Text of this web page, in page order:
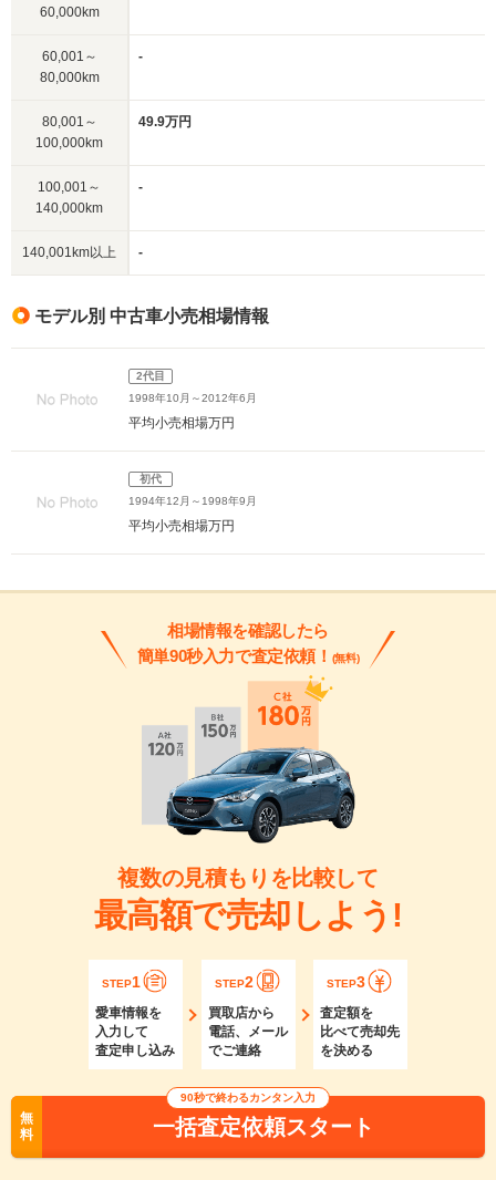
60,000km
60,001～
80,000km
-
80,001～
100,000km
49.9万円
100,001～
140,000km
-
140,001km以上 -
モデル別 中古車小売相場情報
2代目
1998年10月～2012年6月
平均小売相場万円
初代
1994年12月～1998年9月
平均小売相場万円
相場情報を確認したら
簡単90秒入力で査定依頼！ (無料)
複数の見積もりを比較して
最高額で売却しよう!
STEP1
愛車情報を
入力して
査定申し込み
STEP2
買取店から
電話、メール
でご連絡
STEP3
査定額を
比べて売却先
を決める
無
料
90秒で終わるカンタン入力
一括査定依頼スタート